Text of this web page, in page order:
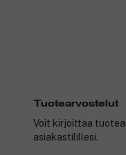
Tuotearvostelut
Voit kirjoittaa
asiakastilillesi.